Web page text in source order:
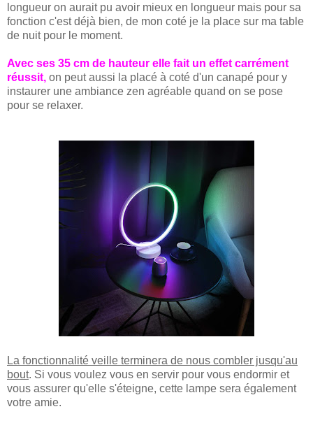
longueur on aurait pu avoir mieux en longueur mais pour sa
fonction c'est déjà bien, de mon coté je la place sur ma table
de nuit pour le moment.
Avec ses 35 cm de hauteur elle fait un effet carrément
réussit, on peut aussi la placé à coté d'un canapé pour y
instaurer une ambiance zen agréable quand on se pose
pour se relaxer.
La fonctionnalité veille terminera de nous combler jusqu'au
bout. Si vous voulez vous en servir pour vous endormir et
vous assurer qu'elle s'éteigne, cette lampe sera également
votre amie.